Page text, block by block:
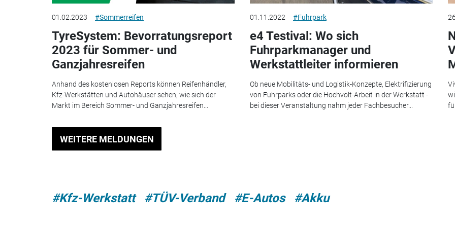
01.02.2023 #Sommerreifen
TyreSystem: Bevorratungsreport
2023 für Sommer- und
Ganzjahresreifen
Anhand des kostenlosen Reports können Reifenhändler,
Kfz-Werkstätten und Autohäuser sehen, wie sich der
Markt im Bereich Sommer- und Ganzjahresreifen...
01.11.2022 #Fuhrpark
e4 Testival: Wo sich
Fuhrparkmanager und
Werkstattleiter informieren
Ob neue Mobilitäts- und Logistik-Konzepte, Elektrifizierung
von Fuhrparks oder die Hochvolt-Arbeit in der Werkstatt -
bei dieser Veranstaltung nahm jeder Fachbesucher...
WEITERE MELDUNGEN
#Kfz-Werkstatt #TÜV-Verband #E-Autos #Akku